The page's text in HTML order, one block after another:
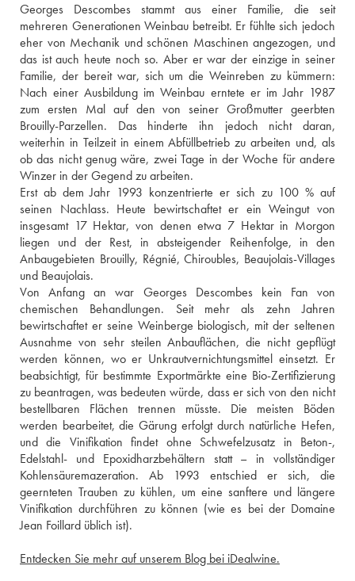
Georges Descombes stammt aus einer Familie, die seit
mehreren Generationen Weinbau betreibt. Er fühlte sich jedoch
eher von Mechanik und schönen Maschinen angezogen, und
das ist auch heute noch so. Aber er war der einzige in seiner
Familie, der bereit war, sich um die Weinreben zu kümmern:
Nach einer Ausbildung im Weinbau erntete er im Jahr 1987
zum ersten Mal auf den von seiner Großmutter geerbten
Brouilly-Parzellen. Das hinderte ihn jedoch nicht daran,
weiterhin in Teilzeit in einem Abfüllbetrieb zu arbeiten und, als
ob das nicht genug wäre, zwei Tage in der Woche für andere
Winzer in der Gegend zu arbeiten.
Erst ab dem Jahr 1993 konzentrierte er sich zu 100 % auf
seinen Nachlass. Heute bewirtschaftet er ein Weingut von
insgesamt 17 Hektar, von denen etwa 7 Hektar in Morgon
liegen und der Rest, in absteigender Reihenfolge, in den
Anbaugebieten Brouilly, Régnié, Chiroubles, Beaujolais-Villages
und Beaujolais.
Von Anfang an war Georges Descombes kein Fan von
chemischen Behandlungen. Seit mehr als zehn Jahren
bewirtschaftet er seine Weinberge biologisch, mit der seltenen
Ausnahme von sehr steilen Anbauflächen, die nicht gepflügt
werden können, wo er Unkrautvernichtungsmittel einsetzt. Er
beabsichtigt, für bestimmte Exportmärkte eine Bio-Zertifizierung
zu beantragen, was bedeuten würde, dass er sich von den nicht
bestellbaren Flächen trennen müsste. Die meisten Böden
werden bearbeitet, die Gärung erfolgt durch natürliche Hefen,
und die Vinifikation findet ohne Schwefelzusatz in Beton-,
Edelstahl- und Epoxidharzbehältern statt – in vollständiger
Kohlensäuremazeration. Ab 1993 entschied er sich, die
geernteten Trauben zu kühlen, um eine sanftere und längere
Vinifikation durchführen zu können (wie es bei der Domaine
Jean Foillard üblich ist).
Entdecken Sie mehr auf unserem Blog bei iDealwine.